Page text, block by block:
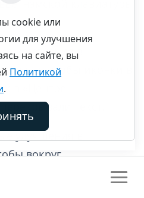
изменения в
чтобы иконки в
в «Центре
текст.
улучшения в
вокруг
возникали толстые
cookie или
для улучшения
на сайте, вы
Политикой
.